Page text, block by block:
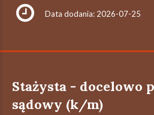
Data dodania: 2026-07-25
Stażysta - docelowo
sądowy (k/m)